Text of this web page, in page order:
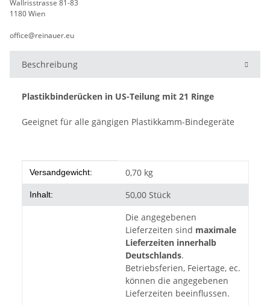
Wallrisstrasse 81-83
1180 Wien
office@reinauer.eu
Beschreibung
Plastikbinderücken in US-Teilung mit 21 Ringe
Geeignet für alle gängigen Plastikkamm-Bindegeräte
Produkteigenschaft
Wert
Versandgewicht: 0,70 kg
Inhalt: 50,00 Stück
Die angegebenen
Lieferzeiten sind maximale
Lieferzeiten innerhalb
Deutschlands.
Betriebsferien, Feiertage, ec.
können die angegebenen
Lieferzeiten beeinflussen.